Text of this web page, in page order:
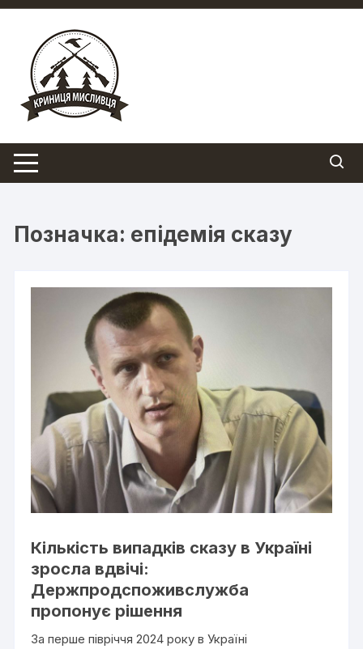
Перейти
вмісту
Позначка: епідемія сказу
Кількість випадків сказу в Україні
зросла вдвічі:
Держпродспоживслужба
пропонує рішення
За перше півріччя 2024 року в Україні